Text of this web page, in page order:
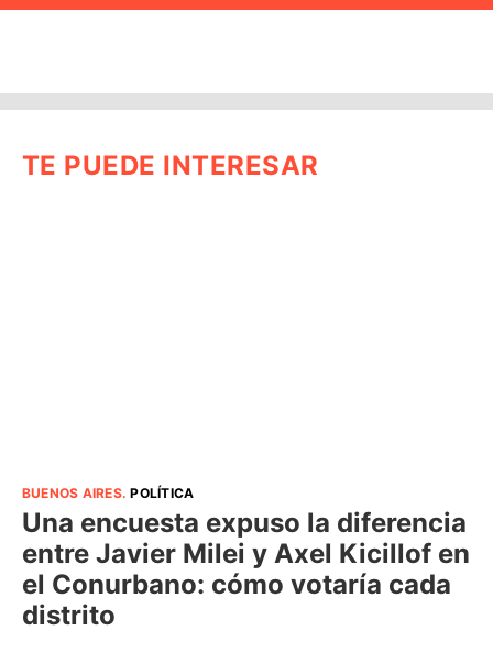
TE PUEDE INTERESAR
BUENOS AIRES.POLÍTICA
Una encuesta expuso la diferencia
entre Javier Milei y Axel Kicillof en
el Conurbano: cómo votaría cada
distrito